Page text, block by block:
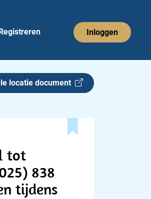
Inloggen
locatie document
tot
838
tijdens